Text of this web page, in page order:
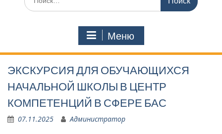
по:
Меню
ЭКСКУРСИЯ ДЛЯ ОБУЧАЮЩИХСЯ
НАЧАЛЬНОЙ ШКОЛЫ В ЦЕНТР
КОМПЕТЕНЦИЙ В СФЕРЕ БАС
07.11.2025 Администратор